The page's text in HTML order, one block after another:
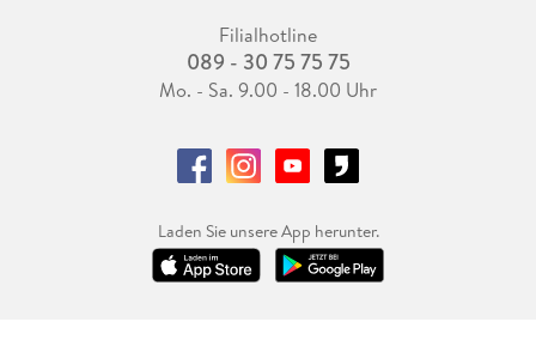
Filialhotline
089 - 30 75 75 75
Mo. - Sa. 9.00 - 18.00 Uhr
Laden Sie unsere App herunter.